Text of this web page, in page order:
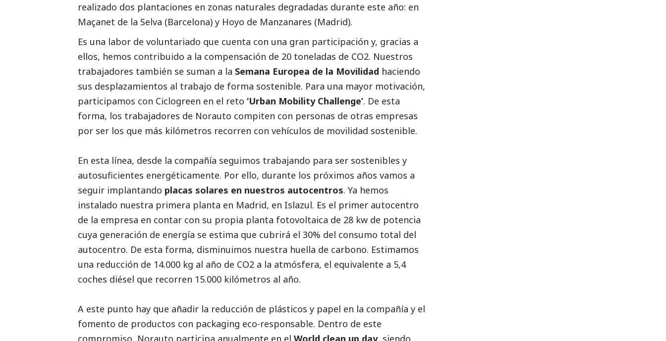
realizado dos plantaciones en zonas naturales degradadas durante este año: en
Maçanet de la Selva (Barcelona) y Hoyo de Manzanares (Madrid).
Es una labor de voluntariado que cuenta con una gran participación y, gracias a
ellos, hemos contribuido a la compensación de 20 toneladas de CO2. Nuestros
trabajadores también se suman a la Semana Europea de la Movilidad haciendo
sus desplazamientos al trabajo de forma sostenible. Para una mayor motivación,
participamos con Ciclogreen en el reto ‘Urban Mobility Challenge’. De esta
forma, los trabajadores de Norauto compiten con personas de otras empresas
por ser los que más kilómetros recorren con vehículos de movilidad sostenible.
En esta línea, desde la compañía seguimos trabajando para ser sostenibles y
autosuficientes energéticamente. Por ello, durante los próximos años vamos a
seguir implantando placas solares en nuestros autocentros. Ya hemos
instalado nuestra primera planta en Madrid, en Islazul. Es el primer autocentro
de la empresa en contar con su propia planta fotovoltaica de 28 kw de potencia
cuya generación de energía se estima que cubrirá el 30% del consumo total del
autocentro. De esta forma, disminuimos nuestra huella de carbono. Estimamos
una reducción de 14.000 kg al año de CO2 a la atmósfera, el equivalente a 5,4
coches diésel que recorren 15.000 kilómetros al año.
A este punto hay que añadir la reducción de plásticos y papel en la compañía y el
fomento de productos con packaging eco-responsable. Dentro de este
compromiso, Norauto participa anualmente en el World clean up day, siendo